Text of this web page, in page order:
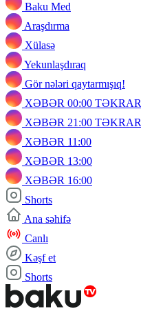
Baku Med
Araşdırma
Xülasə
Yekunlaşdıraq
Gör nələri qaytarmışıq!
XƏBƏR 00:00 TƏKRAR
XƏBƏR 21:00 TƏKRAR
XƏBƏR 11:00
XƏBƏR 13:00
XƏBƏR 16:00
Shorts
Ana səhifə
Canlı
Kəşf et
Shorts